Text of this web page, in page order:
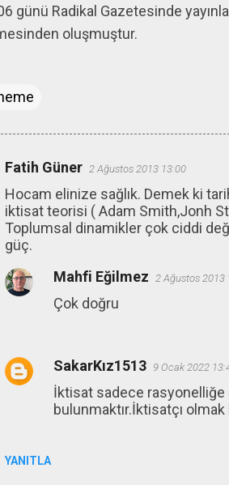
günü Radikal Gazetesinde
oluşmuştur.
Fatih Güner 2 Ağustos 2013 13:00
Hocam elinize sağlık. Demek ki
iktisat teorisi ( Adam Smith,Jonh
Toplumsal dinamikler çok ciddi
güç.
YANITLA
Mahfi Eğilmez 2 Ağustos 2013
Çok doğru
SakarKız1513 9 Ocak 2022
İktisat sadece rasyonelliğe
bulunmaktır.İktisatçı